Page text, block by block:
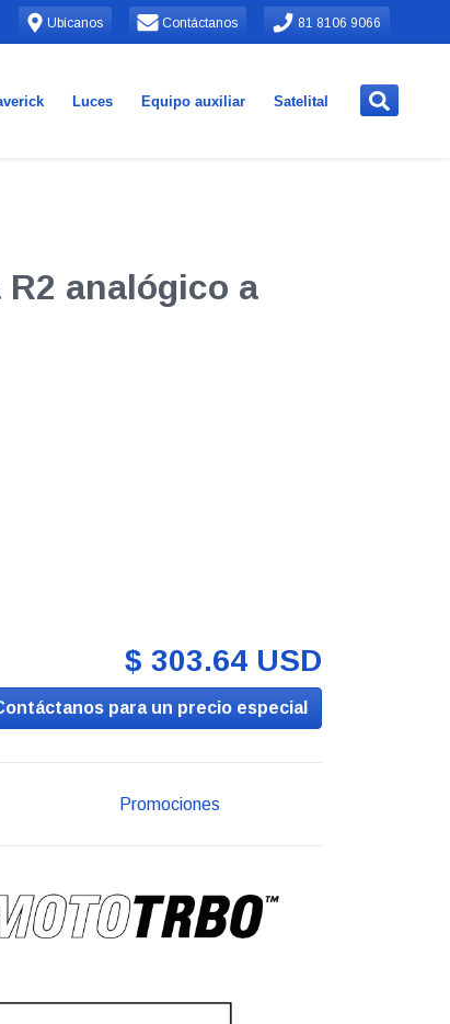
Ubícanos Contáctanos 81 8106 9066
Luces Equipo auxiliar Satelital
analógico a
$ 303.64 USD
para un precio especial
Promociones